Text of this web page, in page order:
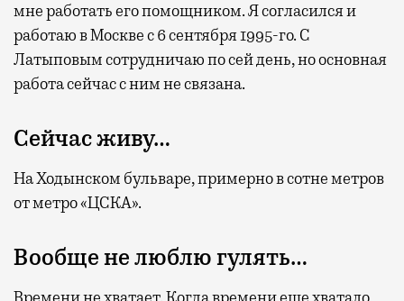
мне работать его помощником. Я согласился и
работаю в Москве с 6 сентября 1995-го. С
Латыповым сотрудничаю по сей день, но основная
работа сейчас с ним не связана.
Сейчас живу…
На Ходынском бульваре, примерно в сотне метров
от метро «ЦСКА».
Вообще не люблю гулять…